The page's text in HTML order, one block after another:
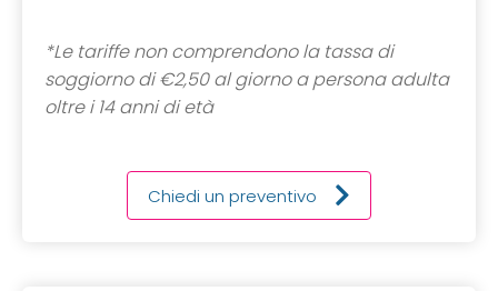
*Le tariffe non comprendono la tassa di
soggiorno di €2,50 al giorno a persona adulta
oltre i 14 anni di età
Chiedi un preventivo